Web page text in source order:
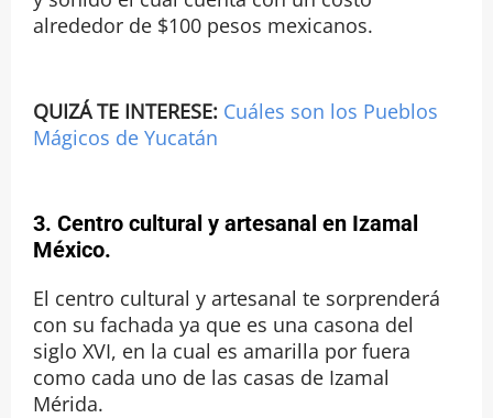
alrededor de $100 pesos mexicanos.
QUIZÁ TE INTERESE: Cuáles son los Pueblos
Mágicos de Yucatán
3. Centro cultural y artesanal en Izamal
México.
El centro cultural y artesanal te sorprenderá
con su fachada ya que es una casona del
siglo XVI, en la cual es amarilla por fuera
como cada uno de las casas de Izamal
Mérida.